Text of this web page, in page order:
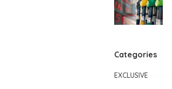
Categories
EXCLUSIVE